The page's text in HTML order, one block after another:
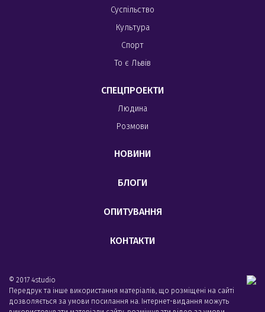
Суспільство
Культура
Спорт
То є Львів
СПЕЦПРОЕКТИ
Людина
Розмови
НОВИНИ
БЛОГИ
ОПИТУВАННЯ
КОНТАКТИ
© 2017 4studio
Передрук та інше використання матеріалів, що розміщені на сайті
дозволяється за умови посилання на. Інтернет-видання можуть